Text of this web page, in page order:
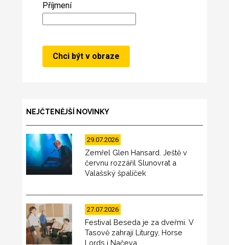
Příjmení
NEJČTENĚJŠÍ NOVINKY
29.07.2026
Zemřel Glen Hansard. Ještě v
červnu rozzářil Slunovrat a
Valašský špalíček
27.07.2026
Festival Beseda je za dveřmi. V
Tasově zahrají Liturgy, Horse
Lords i Načeva